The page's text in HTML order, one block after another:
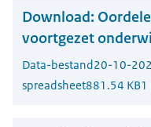
Download:
voortgezet
Data-bestand20-10-
spreadsheet881.54 KB1